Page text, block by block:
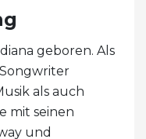
geboren. Als
als auch
mit seinen
und